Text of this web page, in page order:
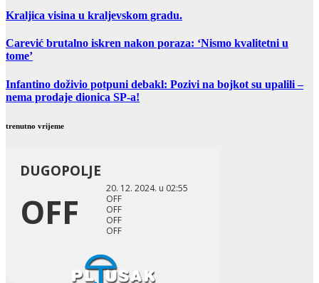
Kraljica visina u kraljevskom gradu.
Carević brutalno iskren nakon poraza: ‘Nismo kvalitetni u
tome’
Infantino doživio potpuni debakl: Pozivi na bojkot su upalili –
nema prodaje dionica SP-a!
trenutno vrijeme